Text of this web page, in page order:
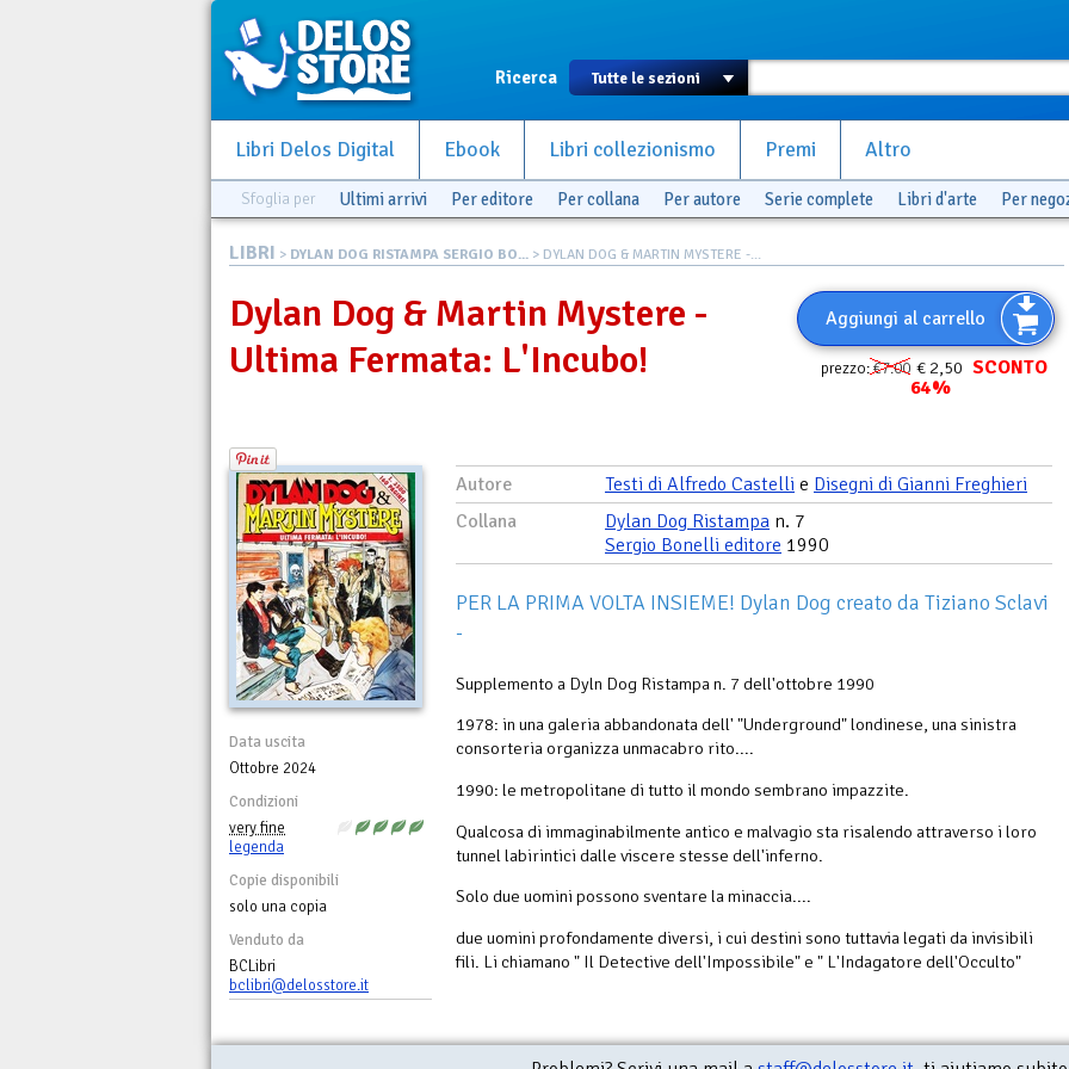
Ricerca
Libri Delos Digital Ebook Libri collezionismo Premi Altro
Sfoglia per Ultimi arrivi Per editore Per collana Per autore Serie complete Libri d'arte Per
LIBRI > DYLAN DOG RISTAMPA SERGIO BO... > DYLAN DOG & MARTIN MYSTERE -...
Aggiungi al carrello
prezzo:€7.00 € 2,50 SCONTO
64%
Dylan Dog & Martin Mystere -
Ultima Fermata: L'Incubo!
Data uscita
Ottobre 2024
Condizioni
very fine
legenda
Copie disponibili
solo una copia
Venduto da
BCLibri
bclibri@delosstore.it
Autore Testi di Alfredo Castelli e Disegni di Gianni Freghieri
Collana
Dylan Dog Ristampa n. 7
Sergio Bonelli editore 1990
PER LA PRIMA VOLTA INSIEME! Dylan Dog creato da Tiziano Sclavi
-
Supplemento a Dyln Dog Ristampa n. 7 dell'ottobre 1990
1978: in una galeria abbandonata dell' "Underground" londinese, una sinistra
consorteria organizza unmacabro rito....
1990: le metropolitane di tutto il mondo sembrano impazzite.
Qualcosa di immaginabilmente antico e malvagio sta risalendo attraverso i loro
tunnel labirintici dalle viscere stesse dell'inferno.
Solo due uomini possono sventare la minaccia....
due uomini profondamente diversi, i cui destini sono tuttavia legati da invisibili
fili. Li chiamano " Il Detective dell'Impossibile" e " L'Indagatore dell'Occulto"